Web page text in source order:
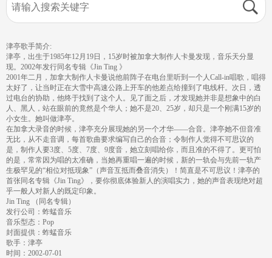
津亭歌手简介:
津亭，出生于1985年12月19日，15岁时被加拿大制作人卡曼发现，音乐天分显
现。2002年发行同名专辑《Jin Ting 》
2001年二月，加拿大制作人卡曼说他前阵子在电台里听到一个人Call-in唱歌，唱得
太好了，让当时正在大雪中高速公路上开车的他差点给撞到了电线杆。次日，透
过电台的协助，他终于找到了这个人。见了面之后，才发现她并非是想象中的白
人、黑人，站在眼前的竟然是个华人；她不是20、25岁，却只是一个刚满15岁的
小女生。她叫做津亭。
在加拿大录音的时候，津亭充分展现她的另一个才华——合音。津亭她不但音准
无比，从不走音调，每首歌曲要求编写自己的合音；令制作人觉得不可思议的
是，制作人要3度、5度、7度、9度音，她立刻唱给你，而且准的不得了。更可怕
的是，常常因为唱的太准确，当她再重唱一遍的时候，新的一轨会与先前一轨产
生极罕见的“相位对抵现象”（声音互抵而叠音消失）！简直是不可思议！津亭的
首张同名专辑《Jin Ting》，要你彻底体验新人的演唱实力，她的声音表现绝对超
乎一般人对新人的既定印象。
Jin Ting （同名专辑）
发行公司：蚱蜢音乐
音乐型态：Pop
封面提供：蚱蜢音乐
歌手：津亭
时间：2002-07-01